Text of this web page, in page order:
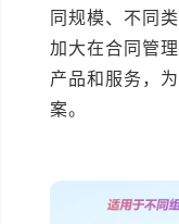
同规模、不同
加大在合同管
产品和服务，
案。